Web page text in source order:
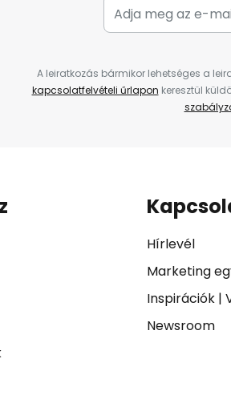
A leiratkozás bármikor lehetséges a
kapcsolatfelvételi űrlapon keresztül
Hírlevél
Marketing
Inspirációk|
Newsroom